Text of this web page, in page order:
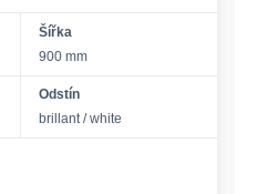
Šířka
900 mm
Odstín
brillant / white